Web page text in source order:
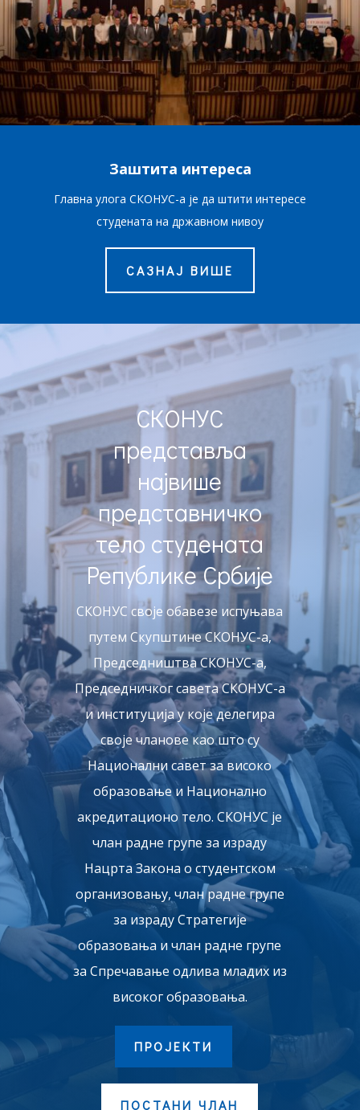
Заштита интереса
Главна улога СКОНУС-а је да штити интересе
студената на државном нивоу
САЗНАЈ ВИШЕ
СКОНУС
представља
највише
представничко
тело студената
Републике Србије
СКОНУС своје обавезе испуњава
путем Скупштине СКОНУС-а,
Председништва СКОНУС-а,
Председничког савета СКОНУС-а
и институција у које делегира
своје чланове као што су
Национални савет за високо
образовање и Национално
акредитационо тело. СКОНУС је
члан радне групе за израду
Нацрта Закона о студентском
организовању, члан радне групе
за израду Стратегије
образовања и члан радне групе
за Спречавање одлива младих из
високог образовања.
ПРОЈЕКТИ
ПОСТАНИ ЧЛАН